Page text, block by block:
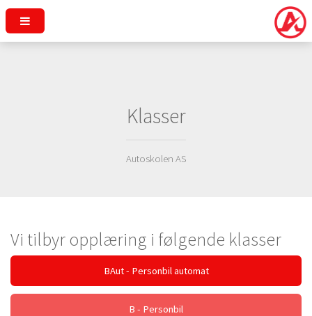
Klasser
Autoskolen AS
Vi tilbyr opplæring i følgende klasser
BAut - Personbil automat
B - Personbil